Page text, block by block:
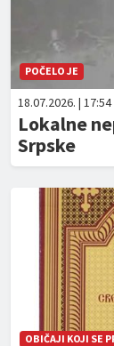
POČELO JE
18.07.2026. | 17:54
Lokalne
Srpske
OBIČAJI KOJI SE